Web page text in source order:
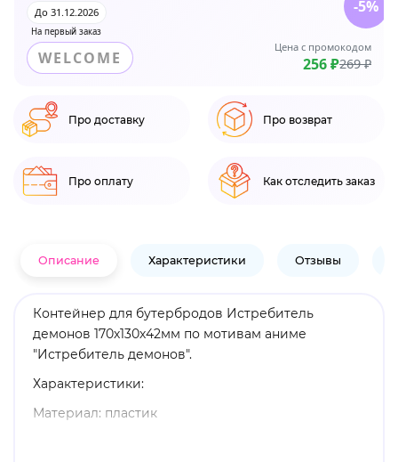
На первый заказ
До 31.12.2026
WELCOME
Цена с промокодом
256 ₽269 ₽
-5%
Про доставку Про возврат
Про оплату Как отследить заказ
Описание Характеристики Отзывы
Контейнер для бутербродов Истребитель
демонов 170х130х42мм по мотивам аниме
"Истребитель демонов".
Характеристики:
Материал: пластик